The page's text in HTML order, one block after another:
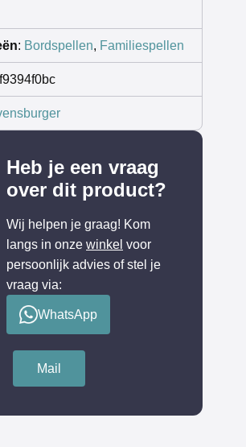
: Bordspellen, Familiespellen
Heb je een vraag
over dit product?
Wij helpen je graag! Kom
langs in onze winkel voor
persoonlijk advies of stel je
vraag via:
WhatsApp
Mail